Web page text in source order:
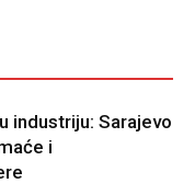
industriju: Sarajevo
i